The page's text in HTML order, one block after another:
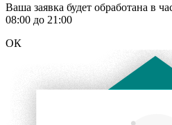
Ваша заявка будет обработана в
08:00 до 21:00
ОК